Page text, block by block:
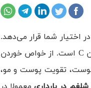
اختیار شما قرار می‌دهد.
شلغم نیز در خانواده سبزیجات قرار دارد و منبع غنی از ویتامین‌ها، خصوصا ویتامین C است. از خواص خوردن
تقویت پوست و مو،